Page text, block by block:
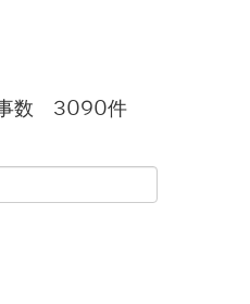
事数 3090件